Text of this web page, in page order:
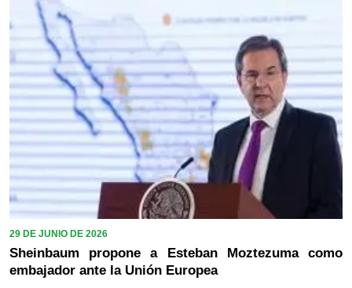
29 DE JUNIO DE 2026
Sheinbaum propone a Esteban Moztezuma como
embajador ante la Unión Europea